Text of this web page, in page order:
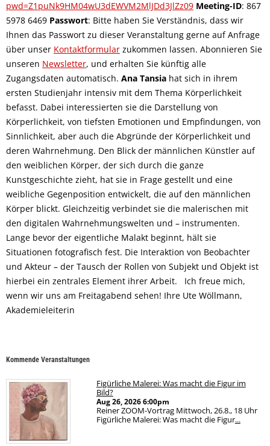
pwd=Z1puNk9HM04wU3dEWVM2MlJDd3JlZz09 Meeting-ID: 867
5978 6469 Passwort: Bitte haben Sie Verständnis, dass wir
Ihnen das Passwort zu dieser Veranstaltung gerne auf Anfrage
über unser Kontaktformular zukommen lassen. Abonnieren Sie
unseren Newsletter, und erhalten Sie künftig alle
Zugangsdaten automatisch. Ana Tansia hat sich in ihrem
ersten Studienjahr intensiv mit dem Thema Körperlichkeit
befasst. Dabei interessierten sie die Darstellung von
Körperlichkeit, von tiefsten Emotionen und Empfindungen, von
Sinnlichkeit, aber auch die Abgründe der Körperlichkeit und
deren Wahrnehmung. Den Blick der männlichen Künstler auf
den weiblichen Körper, der sich durch die ganze
Kunstgeschichte zieht, hat sie in Frage gestellt und eine
weibliche Gegenposition entwickelt, die auf den männlichen
Körper blickt. Gleichzeitig verbindet sie die malerischen mit
den digitalen Wahrnehmungswelten und – instrumenten.
Lange bevor der eigentliche Malakt beginnt, hält sie
Situationen fotografisch fest. Die Interaktion von Beobachter
und Akteur – der Tausch der Rollen von Subjekt und Objekt ist
hierbei ein zentrales Element ihrer Arbeit. Ich freue mich,
wenn wir uns am Freitagabend sehen! Ihre Ute Wöllmann,
Akademieleiterin
Kommende Veranstaltungen
Figürliche Malerei: Was macht die Figur im
Bild?
Aug 26, 20266:00pm
Reiner ZOOM-Vortrag Mittwoch, 26.8., 18 Uhr
Figürliche Malerei: Was macht die Figur...